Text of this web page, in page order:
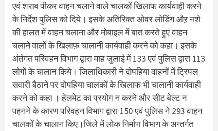
एवं शराब पीकर वाहन चलाने वाले चालकों खिलाफ कार्यवाही करने
के निर्देश पुलिस को दिये। इसके अतिरिक्त ओवर लोडिंग औऱ नशे
की हालत में वाहन चलाना और मोबाइल में बात करते हुए वाहन
चलाने वालों के खिलाफ़ चालानी कार्यवाही करने को कहा। इसके
अंर्तगत परिवहन विभाग द्वारा माह जुलाई में 133 एवं पुलिस द्वारा 113
लोगों के चालान किये। जिलाधिकारी ने दोपहिया वाहनों में ट्रिपल
सवारी बैठाने पर दोपहिया चालकों के खिलाफ भी चालानी कार्यवाही
करने को कहा । हेलमेट का प्रयोग न करने और सीट बेल्ट न
पहनने के कारण परिवहन विभाग द्वारा 150 एवं पुलिस ने 293 वाहन
चालकों के चालान किए।जिले में लोक निर्माण विभाग के अन्तर्गत